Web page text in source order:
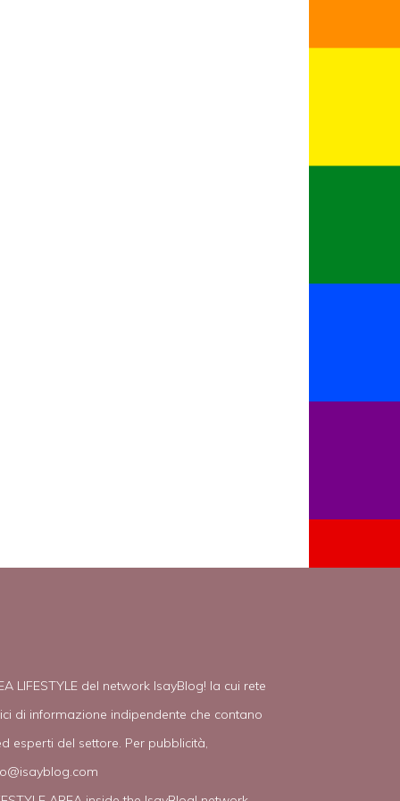
LIFESTYLE del network IsayBlog! la cui rete
di informazione indipendente che contano
esperti del settore. Per pubblicità,